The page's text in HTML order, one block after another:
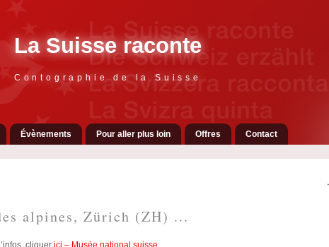
La Suisse raconte
Contographie de la Suisse
Évènements Pour aller plus loin Offres Contact
alpines, Zürich (ZH) ...
cliquerici – Musée national suisse